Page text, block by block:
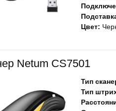
Цвет:
Netum CS7501
Тип
Тип